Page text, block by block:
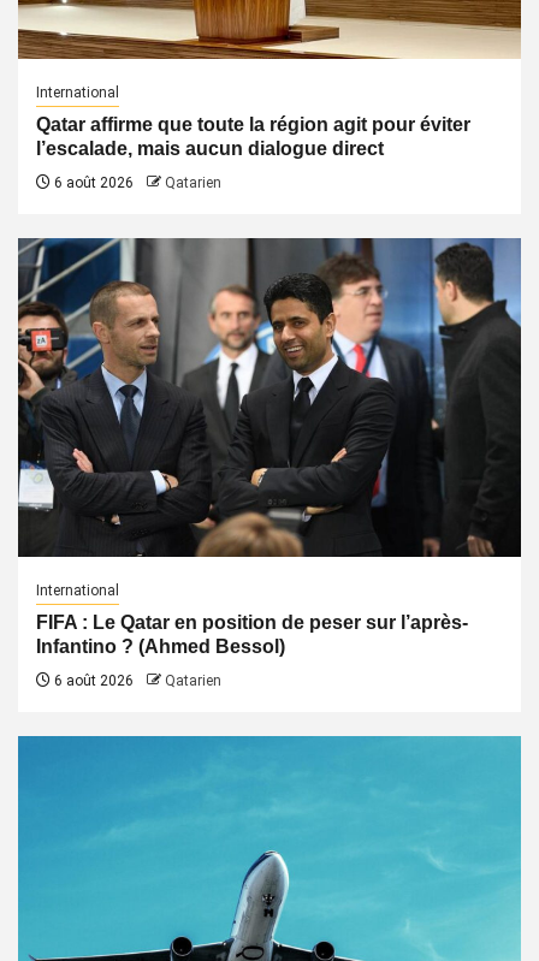
International
Qatar affirme que toute la région agit pour éviter
l’escalade, mais aucun dialogue direct
6 août 2026 Qatarien
International
FIFA : Le Qatar en position de peser sur l’après-
Infantino ? (Ahmed Bessol)
6 août 2026 Qatarien